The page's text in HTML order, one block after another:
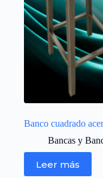
Banco cuadrado
Bancas y
Leer más